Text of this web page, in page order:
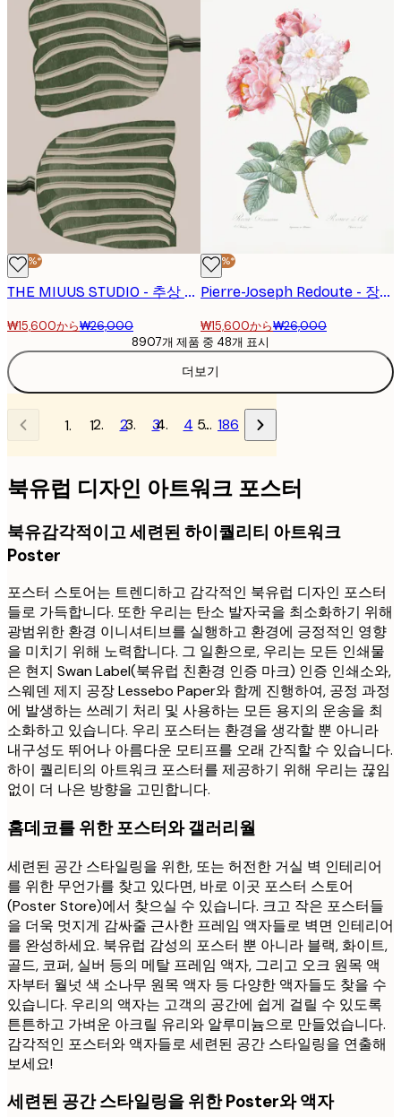
-40%*
THE MIUUS STUDIO - 추상 튤립 포스터
₩15,600から₩26,000
-40%*
Pierre-Joseph Redoute - 장미나무, Les Roses (1817–1824) 포스터
₩15,600から₩26,000
더보기
8907개 제품 중 48개 표시
1 2 3 4 … 186
북유럽 디자인 아트워크 포스터
북유감각적이고 세련된 하이퀄리티 아트워크
Poster
포스터 스토어는 트렌디하고 감각적인 북유럽 디자인 포스터
들로 가득합니다. 또한 우리는 탄소 발자국을 최소화하기 위해
광범위한 환경 이니셔티브를 실행하고 환경에 긍정적인 영향
을 미치기 위해 노력합니다. 그 일환으로, 우리는 모든 인쇄물
은 현지 Swan Label(북유럽 친환경 인증 마크) 인증 인쇄소와,
스웨덴 제지 공장 Lessebo Paper와 함께 진행하여, 공정 과정
에 발생하는 쓰레기 처리 및 사용하는 모든 용지의 운송을 최
소화하고 있습니다. 우리 포스터는 환경을 생각할 뿐 아니라
내구성도 뛰어나 아름다운 모티프를 오래 간직할 수 있습니다.
하이 퀄리티의 아트워크 포스터를 제공하기 위해 우리는 끊임
없이 더 나은 방향을 고민합니다.
홈데코를 위한 포스터와 갤러리월
세련된 공간 스타일링을 위한, 또는 허전한 거실 벽 인테리어
를 위한 무언가를 찾고 있다면, 바로 이곳 포스터 스토어
(Poster Store)에서 찾으실 수 있습니다. 크고 작은 포스터들
을 더욱 멋지게 감싸줄 근사한 프레임 액자들로 벽면 인테리어
를 완성하세요. 북유럽 감성의 포스터 뿐 아니라 블랙, 화이트,
골드, 코퍼, 실버 등의 메탈 프레임 액자, 그리고 오크 원목 액
자부터 월넛 색 소나무 원목 액자 등 다양한 액자들도 찾을 수
있습니다. 우리의 액자는 고객의 공간에 쉽게 걸릴 수 있도록
튼튼하고 가벼운 아크릴 유리와 알루미늄으로 만들었습니다.
감각적인 포스터와 액자들로 세련된 공간 스타일링을 연출해
보세요!
세련된 공간 스타일링을 위한 Poster와 액자